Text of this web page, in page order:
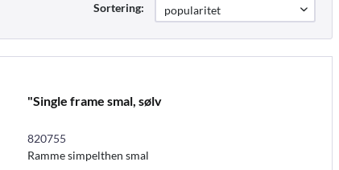
Sortering:
"Single frame smal, sølv
820755
Ramme simpelthen smal